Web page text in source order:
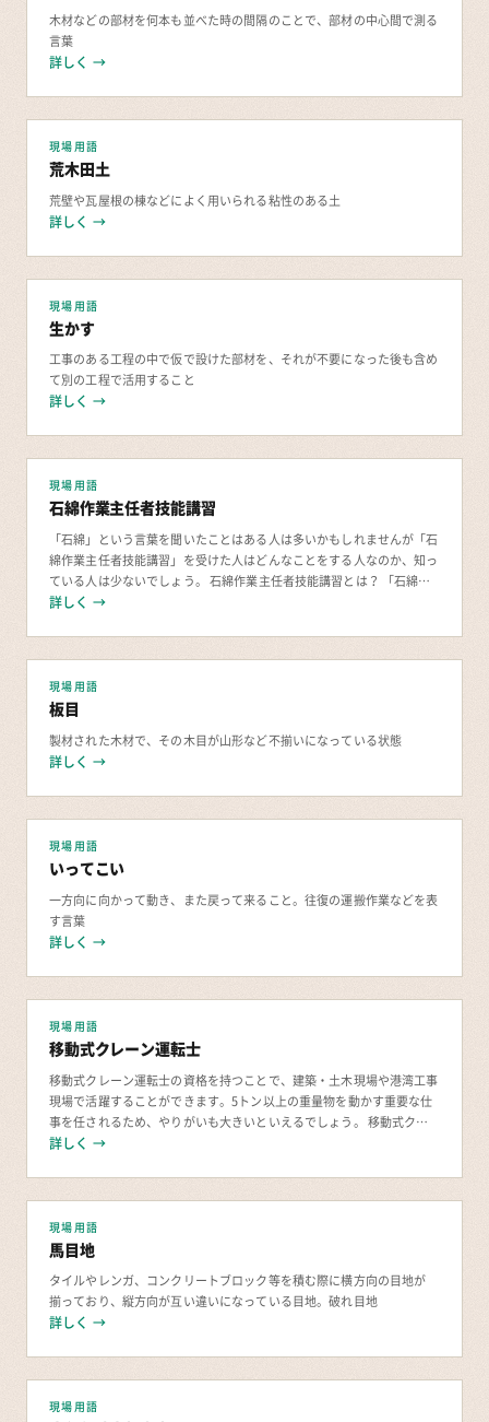
木材などの部材を何本も並べた時の間隔のことで、部材の中心間で測る
言葉
詳しく →
現場用語
荒木田土
荒壁や瓦屋根の棟などによく用いられる粘性のある土
詳しく →
現場用語
生かす
工事のある工程の中で仮で設けた部材を、それが不要になった後も含め
て別の工程で活用すること
詳しく →
現場用語
石綿作業主任者技能講習
「石綿」という言葉を聞いたことはある人は多いかもしれませんが「石
綿作業主任者技能講習」を受けた人はどんなことをする人なのか、知っ
ている人は少ないでしょう。 石綿作業主任者技能講習とは？ 「石綿」
はアスベストとも呼ばれていますが、特定化学
詳しく →
現場用語
板目
製材された木材で、その木目が山形など不揃いになっている状態
詳しく →
現場用語
いってこい
一方向に向かって動き、また戻って来ること。往復の運搬作業などを表
す言葉
詳しく →
現場用語
移動式クレーン運転士
移動式クレーン運転士の資格を持つことで、建築・土木現場や港湾工事
現場で活躍することができます。5トン以上の重量物を動かす重要な仕
事を任されるため、やりがいも大きいといえるでしょう。 移動式ク
詳しく →
現場用語
馬目地
タイルやレンガ、コンクリートブロック等を積む際に横方向の目地が
揃っており、縦方向が互い違いになっている目地。破れ目地
詳しく →
現場用語